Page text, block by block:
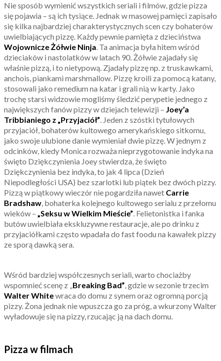
Nie sposób wymienić wszystkich seriali i filmów, gdzie pizza
się pojawia – są ich tysiące. Jednak w masowej pamięci zapisało
się kilka najbardziej charakterystycznych scen czy bohaterów
uwielbiających pizzę. Każdy pewnie pamięta z dzieciństwa
Wojownicze Żółwie Ninja. Ta animacja była hitem wśród
dzieciaków i nastolatków w latach 90. Żółwie zajadały się
właśnie pizzą, i to nietypową. Zjadały pizzę np. z truskawkami,
anchois, piankami marshmallow. Pizzę kroili za pomocą katany,
stosowali jako remedium na katar i grali nią w karty. Jako
trochę starsi widzowie mogliśmy śledzić perypetie jednego z
największych fanów pizzy w dziejach telewizji – Joey’a
Tribbianiego z „Przyjaciół”. Jeden z szóstki tytułowych
przyjaciół, bohaterów kultowego amerykańskiego sitkomu,
jako swoje ulubione danie wymieniał dwie pizzę. W jednym z
odcinków, kiedy Monica rozważa nieprzygotowanie indyka na
święto Dziękczynienia Joey stwierdza, że święto
Dziękczynienia bez indyka, to jak 4 lipca (Dzień
Niepodległości USA) bez szarlotki lub piątek bez dwóch pizzy.
Pizzą w piątkowy wieczór nie pogardziła nawet Carrie
Bradshaw, bohaterka kolejnego kultowego serialu z przełomu
wieków – „Seksu w Wielkim Mieście”. Felietonistka i fanka
butów uwielbiała ekskluzywne restauracje, ale po drinku z
przyjaciółkami często wpadała do fast foodu na kawałek pizzy
ze sporą dawką sera.
Wśród bardziej współczesnych seriali, warto chociażby
wspomnieć scenę z „Breaking Bad”, gdzie w sezonie trzecim
Walter Whitewraca do domu z synem oraz ogromną porcją
pizzy. Żona jednak nie wpuszcza go za próg, a wkurzony Walter
wyładowuje się na pizzy, rzucając ją na dach domu.
Pizza w filmach